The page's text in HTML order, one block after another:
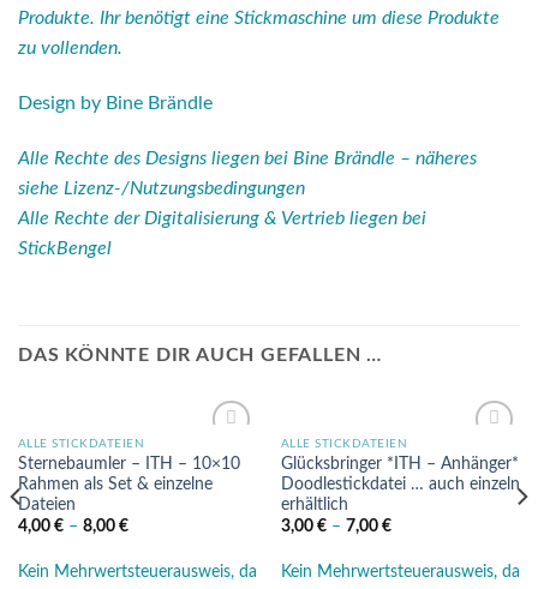
Produkte. Ihr benötigt eine Stickmaschine um diese Produkte
zu vollenden.
Design by Bine Brändle
Alle Rechte des Designs liegen bei Bine Brändle – näheres
siehe Lizenz-/Nutzungsbedingungen
Alle Rechte der Digitalisierung & Vertrieb liegen bei
StickBengel
DAS KÖNNTE DIR AUCH GEFALLEN …
Auf die
Wunschliste
ALLE STICKDATEIEN
Sternebaumler – ITH – 10×10
Rahmen als Set & einzelne
Dateien
4,00 €– 8,00 €
Kein Mehrwertsteuerausweis, da
Auf die
Wunschliste
ALLE STICKDATEIEN
Glücksbringer *ITH – Anhänger*
Doodlestickdatei … auch einzeln
erhältlich
3,00 €– 7,00 €
Kein Mehrwertsteuerausweis, da